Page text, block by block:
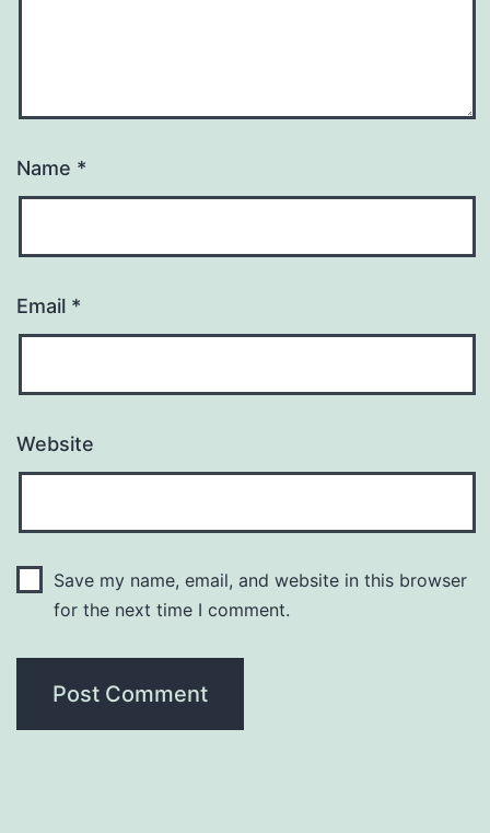
Name *
Email *
Website
Save my name, email, and website in this browser
for the next time I comment.